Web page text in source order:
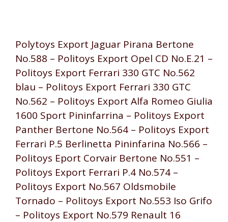
Polytoys Export Jaguar Pirana Bertone
No.588 – Politoys Export Opel CD No.E.21 –
Politoys Export Ferrari 330 GTC No.562
blau – Politoys Export Ferrari 330 GTC
No.562 – Politoys Export Alfa Romeo Giulia
1600 Sport Pininfarrina – Politoys Export
Panther Bertone No.564 – Politoys Export
Ferrari P.5 Berlinetta Pininfarina No.566 –
Politoys Eport Corvair Bertone No.551 –
Politoys Export Ferrari P.4 No.574 –
Politoys Export No.567 Oldsmobile
Tornado – Politoys Export No.553 Iso Grifo
– Politoys Export No.579 Renault 16